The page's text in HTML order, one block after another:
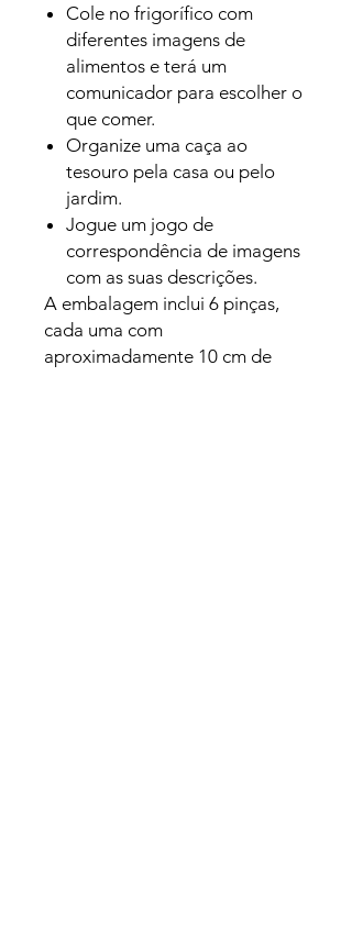
Cole no frigorífico com
diferentes imagens de
alimentos e terá um
comunicador para escolher o
que comer.
Organize uma caça ao
tesouro pela casa ou pelo
jardim.
Jogue um jogo de
correspondência de imagens
com as suas descrições.
A embalagem inclui 6 pinças,
cada uma com
aproximadamente 10 cm de